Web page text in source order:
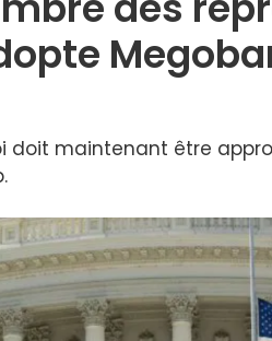
doit maintenant être